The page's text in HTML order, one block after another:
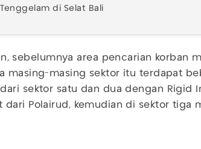
di Selat Bali
sebelumnya area pencarian korban
masing-masing sektor itu terdapat
sektor satu dan dua dengan Rigid
dari Polairud, kemudian di sektor tiga